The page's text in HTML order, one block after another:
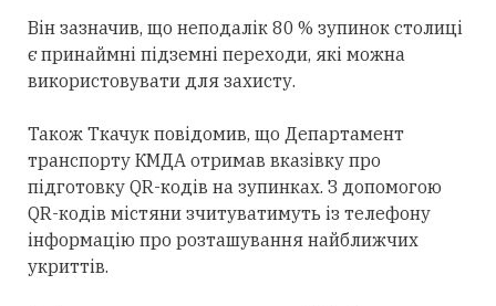
Він зазначив, що неподалік 80 % зупинок столиці
є принаймні підземні переходи, які можна
використовувати для захисту.
Також Ткачук повідомив, що Департамент
транспорту КМДА отримав вказівку про
підготовку QR-кодів на зупинках. З допомогою
QR-кодів містяни зчитуватимуть із телефону
інформацію про розташування найближчих
укриттів.